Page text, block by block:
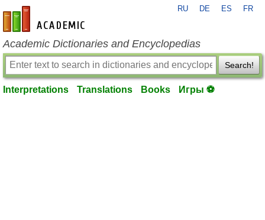
en-academic.com
RU DE ES FR
Academic Dictionaries and Encyclopedias
Search!
Interpretations Translations Books Игры ⚽